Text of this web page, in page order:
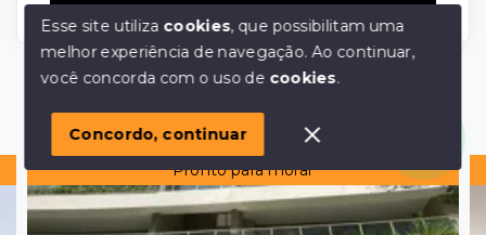
Imóveis similares
Pronto para morar
Olá! em posso ajudar?
Esse site utiliza cookies, que possibilitam uma
melhor experiência de navegação.Ao continuar,
você concorda com o uso de cookies.
Concordo, continuar